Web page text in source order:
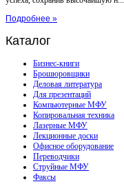
Подробнее »
Каталог
Бизнес-книги
Брошюровщики
Деловая литература
Для презентаций
Компьютерные МФУ
Копировальная техника
Лазерные МФУ
Лекционные доски
Офисное оборудование
Переводчики
Струйные МФУ
Факсы